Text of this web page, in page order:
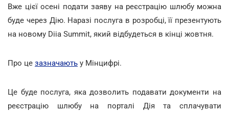
Вже цієї осені подати заяву на реєстрацію шлюбу можна
буде через Дію. Наразі послуга в розробці, її презентують
на новому Diia Summit, який відбудеться в кінці жовтня.
Про це зазначають у Мінцифрі.
Це буде послуга, яка дозволить подавати документи на
реєстрацію шлюбу на порталі Дія та сплачувати